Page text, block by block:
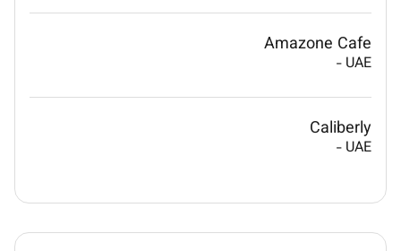
Amazone Cafe
UAE
-
Caliberly
UAE
-